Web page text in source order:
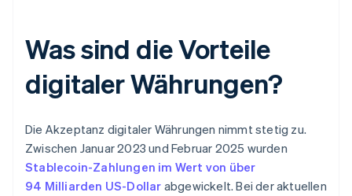
Was sind die Vorteile
digitaler Währungen?
Die Akzeptanz digitaler Währungen nimmt stetig zu.
Zwischen Januar 2023 und Februar 2025 wurden
Stablecoin-Zahlungen im Wert von über
94 Milliarden US-Dollar abgewickelt. Bei der aktuellen